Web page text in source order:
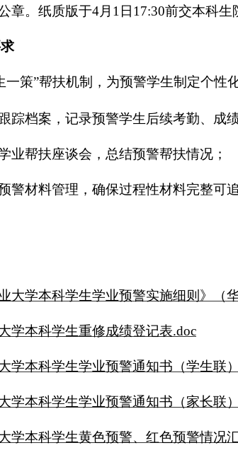
章。 纸质版于4月1日17:30前交本科生
一策”帮扶机制，为预警学生制定个性
踪档案，记录预警学生后续考勤、成
业帮扶座谈会，总结预警帮扶情况；
警材料管理，确保过程性材料完整可追
大学本科学生学业预警实施细则》（
学本科学生重修成绩登记表.doc
学本科学生学业预警通知书（学生联
学本科学生学业预警通知书（家长联
学本科学生黄色预警、红色预警情况